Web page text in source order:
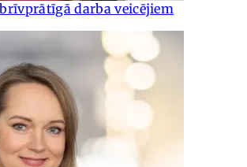
darba veicējiem